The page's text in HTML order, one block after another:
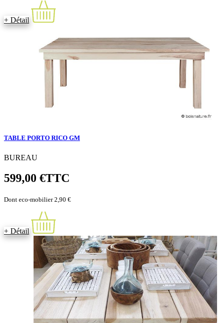
+ Détail
TABLE PORTO RICO GM
BUREAU
599,00 €TTC
Dont eco-mobilier 2,90 €
+ Détail